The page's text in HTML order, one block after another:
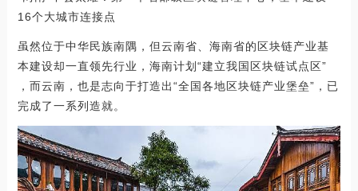
16个大城市连接点
虽然位于中华民族南隅，但云南省、海南省的区块链产业基
本建设却一直领先行业，海南计划“建立我国区块链试点区”
，而云南，也是志向于打造出“全国各地区块链产业堡垒”，已
完成了一系列造就。